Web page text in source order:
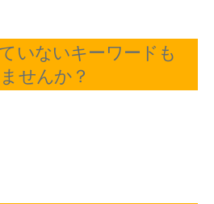
いないキーワードも
せんか？